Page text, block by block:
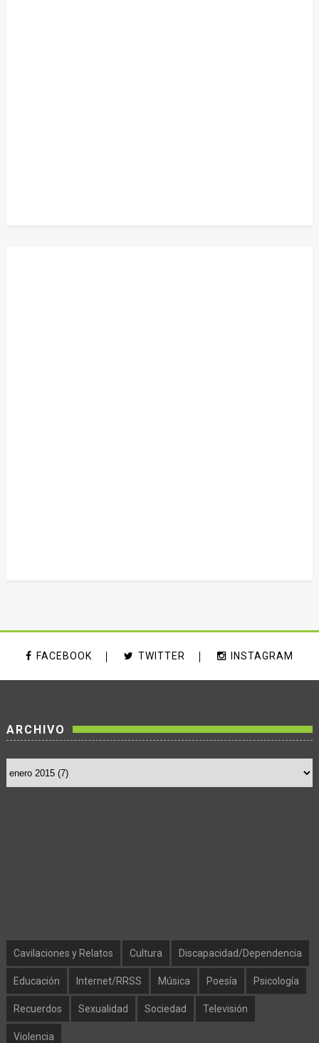
FACEBOOK TWITTER INSTAGRAM
ARCHIVO
Cavilaciones y Relatos Cultura Discapacidad/Dependencia
Educación Internet/RRSS Música Poesía Psicología
Recuerdos Sexualidad Sociedad Televisión
Violencia